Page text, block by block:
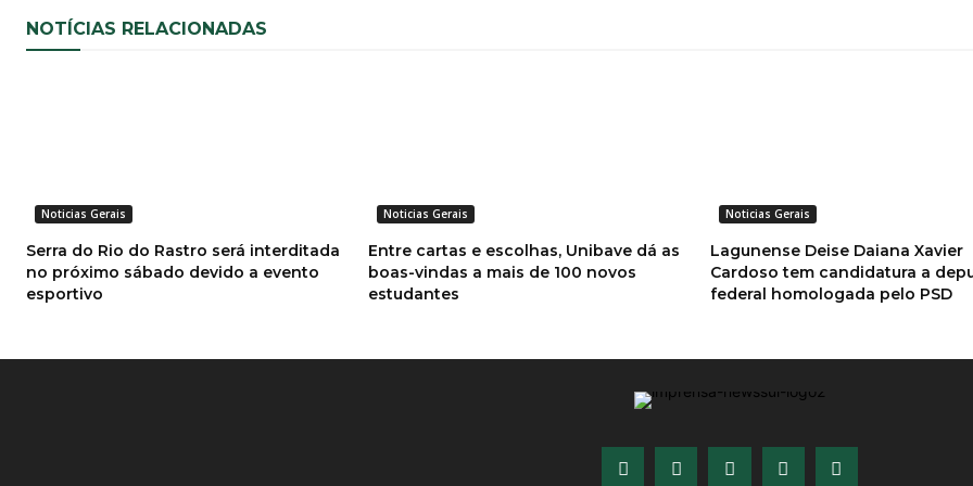
NOTÍCIAS RELACIONADAS
Noticias Gerais
Serra do Rio do Rastro será interditada
no próximo sábado devido a evento
esportivo
Noticias Gerais
Entre cartas e escolhas, Unibave dá as
boas-vindas a mais de 100 novos
estudantes
Noticias Gerais
Lagunense Deise Daiana Xavier
Cardoso tem candidatura a
federal homologada pelo PSD